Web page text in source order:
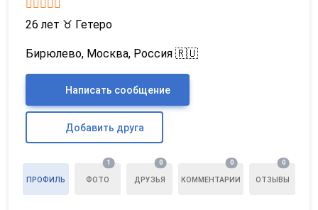
26 лет ♉ Гетеро
Бирюлево, Москва, Россия 🇷🇺
Написать сообщение
Добавить друга
ПРОФИЛЬ ФОТО
1
ДРУЗЬЯ
0
КОММЕНТАРИИ
0
ОТЗЫВЫ
0